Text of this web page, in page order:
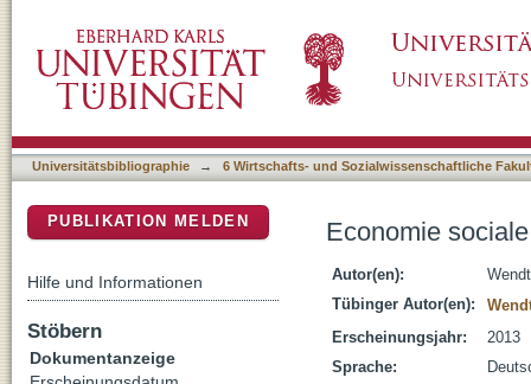
Universitätsbibliographie → 6 Wirtschafts- und Sozialwissenschaftliche
Economie sociale
Autor(en):
Tübinger Autor(en):
Erscheinungsjahr:
2013
Sprache:
PUBLIKATION MELDEN
Hilfe und Informationen
Stöbern
Dokumentanzeige